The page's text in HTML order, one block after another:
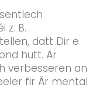
z. B.
datt Dir e
hutt. Är
verbesseren an
fir Är mental